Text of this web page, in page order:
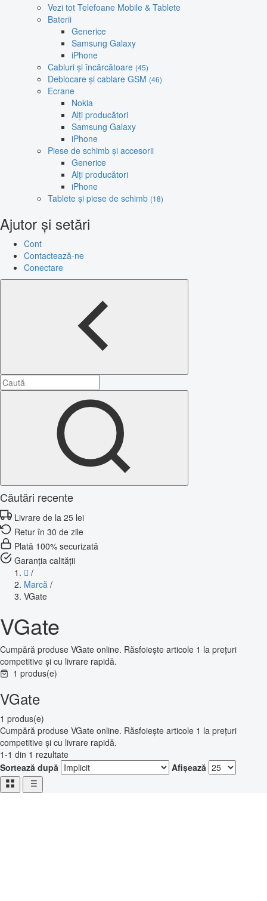
Vezi tot Telefoane Mobile & Tablete
Baterii
Generice
Samsung Galaxy
iPhone
Cabluri și încărcătoare (45)
Deblocare și cablare GSM (46)
Ecrane
Nokia
Alți producători
Samsung Galaxy
iPhone
Piese de schimb și accesorii
Generice
Alți producători
iPhone
Tablete și piese de schimb (18)
Ajutor și setări
Cont
Contactează-ne
Conectare
Căutări recente
Livrare de la 25 lei
Retur în 30 de zile
Plată 100% securizată
Garanția calității
/
Marcă /
VGate
VGate
Cumpără produse VGate online. Răsfoiește articole 1 la prețuri
competitive și cu livrare rapidă.
1 produs(e)
VGate
1 produs(e)
Cumpără produse VGate online. Răsfoiește articole 1 la prețuri
competitive și cu livrare rapidă.
1-1 din 1 rezultate
Sortează după
Afișează